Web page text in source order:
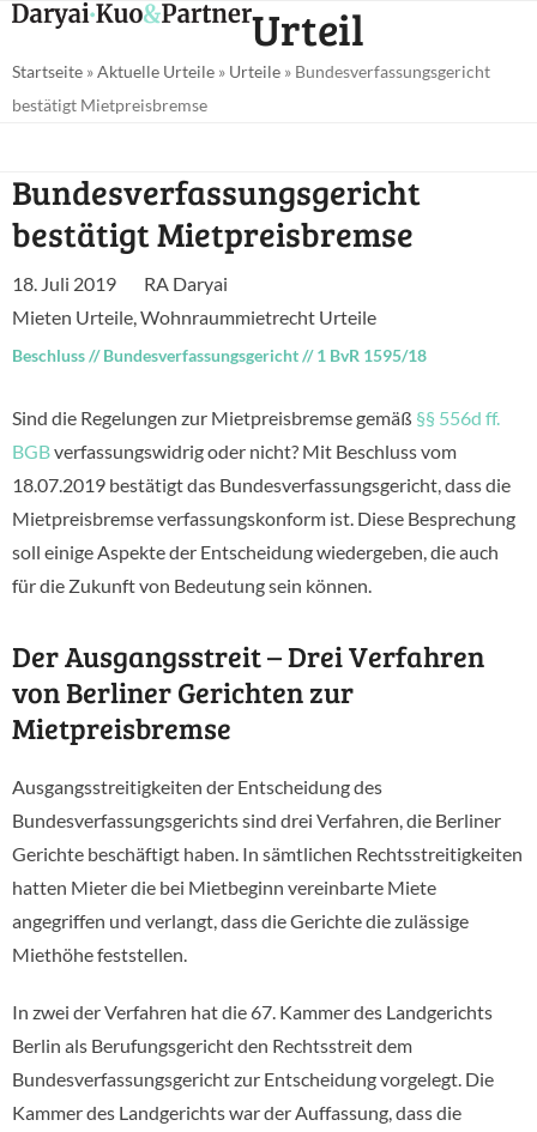
Skip
content
Open
menu
Close
menu
Urteil
Startseite »Aktuelle Urteile » Urteile » Bundesverfassungsgericht
bestätigt Mietpreisbremse
Bundesverfassungsgericht
bestätigt Mietpreisbremse
18. Juli 2019
RA Daryai
Mieten Urteile,Wohnraummietrecht Urteile
Beschluss//Bundesverfassungsgericht//1 BvR 1595/18
Sind die Regelungen zur Mietpreisbremse gemäß §§ 556d ff.
BGBverfassungswidrig oder nicht? Mit Beschluss vom
18.07.2019 bestätigt das Bundesverfassungsgericht, dass die
Mietpreisbremse verfassungskonform ist. Diese Besprechung
soll einige Aspekte der Entscheidung wiedergeben, die auch
für die Zukunft von Bedeutung sein können.
Der Ausgangsstreit – Drei Verfahren
von Berliner Gerichten zur
Mietpreisbremse
Ausgangsstreitigkeiten der Entscheidung des
Bundesverfassungsgerichts sind drei Verfahren, die Berliner
Gerichte beschäftigt haben. In sämtlichen Rechtsstreitigkeiten
hatten Mieter die bei Mietbeginn vereinbarte Miete
angegriffen und verlangt, dass die Gerichte die zulässige
Miethöhe feststellen.
In zwei der Verfahren hat die 67. Kammer des Landgerichts
Berlin als Berufungsgericht den Rechtsstreit dem
Bundesverfassungsgericht zur Entscheidung vorgelegt. Die
Kammer des Landgerichts war der Auffassung, dass die